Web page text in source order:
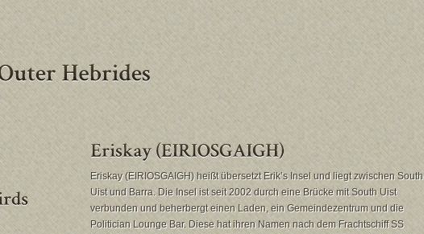
Eriskay (EIRIOSGAIGH) heißt übersetzt Erik’s Insel und liegt zwischen South
Uist und Barra. Die Insel ist seit 2002 durch eine Brücke mit South Uist
verbunden und beherbergt einen Laden, ein Gemeindezentrum und die
Politician Lounge Bar. Diese hat ihren Namen nach dem Frachtschiff SS